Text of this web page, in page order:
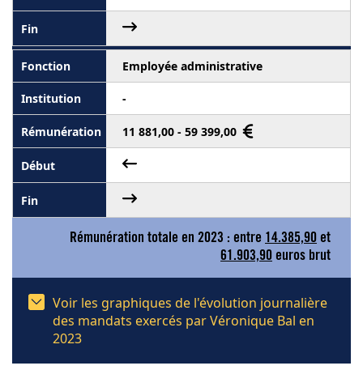
Employée administrative
-
11 881,00 - 59 399,00
Rémunération totale en 2023 : entre 14.385,90 et
61.903,90 euros brut
Voir les graphiques de l'évolution journalière
des mandats exercés par Véronique Bal en
2023